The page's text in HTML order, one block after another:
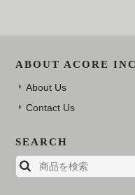
ABOUT ACORE
About Us
Contact Us
SEARCH